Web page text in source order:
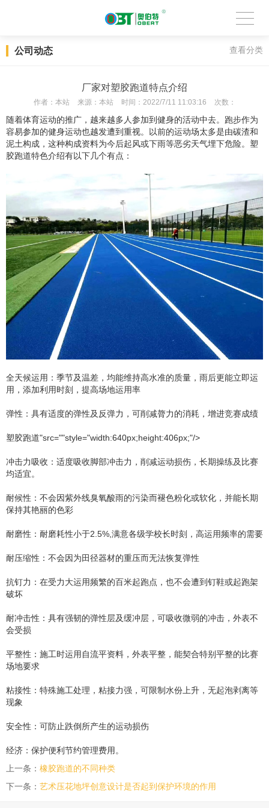
公司动态 查看分类
厂家对塑胶跑道特点介绍
作者： 本站 来源： 本站 时间： 2022/7/11 11:03:16 次数：
随着体育运动的推广，越来越多人参加到健身的活动中去。跑步作为
容易参加的健身运动也越发遭到重视。以前的运动场太多是由碳渣和
泥土构成，这种构成资料为今后起风或下雨等恶劣天气埋下危险。塑
胶跑道特色介绍有以下几个有点：
全天候运用：季节及温差，均能维持高水准的质量，雨后更能立即运
用，添加利用时刻，提高场地运用率
弹性：具有适度的弹性及反弹力，可削减膂力的消耗，增进竞赛成绩
塑胶跑道"src=""style="width:640px;height:406px;"/>
冲击力吸收：适度吸收脚部冲击力，削减运动损伤，长期操练及比赛
均适宜。
耐候性：不会因紫外线臭氧酸雨的污染而褪色粉化或软化，并能长期
保持其艳丽的色彩
耐磨性：耐磨耗性小于2.5%,满意各级学校长时刻，高运用频率的需要
耐压缩性：不会因为田径器材的重压而无法恢复弹性
抗钉力：在受力大运用频繁的百米起跑点，也不会遭到钉鞋或起跑架
破坏
耐冲击性：具有强韧的弹性层及缓冲层，可吸收微弱的冲击，外表不
会受损
平整性：施工时运用自流平资料，外表平整，能契合特别平整的比赛
场地要求
粘接性：特殊施工处理，粘接力强，可限制水份上升，无起泡剥离等
现象
安全性：可防止跌倒所产生的运动损伤
经济：保护便利节约管理费用。
上一条： 橡胶跑道的不同种类
下一条： 艺术压花地坪创意设计是否起到保护环境的作用